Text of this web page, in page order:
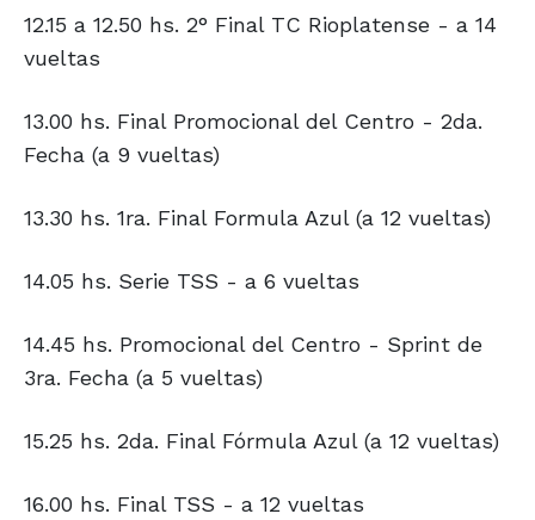
12.15 a 12.50 hs. 2° Final TC Rioplatense - a 14
vueltas
13.00 hs. Final Promocional del Centro - 2da.
Fecha (a 9 vueltas)
13.30 hs. 1ra. Final Formula Azul (a 12 vueltas)
14.05 hs. Serie TSS - a 6 vueltas
14.45 hs. Promocional del Centro - Sprint de
3ra. Fecha (a 5 vueltas)
15.25 hs. 2da. Final Fórmula Azul (a 12 vueltas)
16.00 hs. Final TSS - a 12 vueltas